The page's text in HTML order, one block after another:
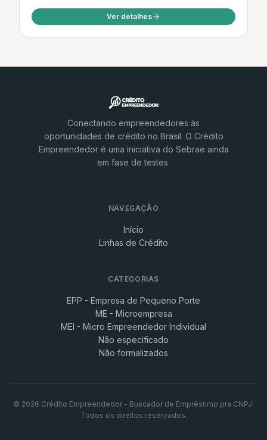
Ver detalhes
Conectando empreendedores às
oportunidades de crédito no Brasil. O Crédito
Empreendedor é uma iniciativa do Sebrae ainda
em fase de testes.
NAVEGAÇÃO
Início
Linhas de Crédito
CATEGORIAS
EPP - Empresa de Pequeno Porte
ME - Microempresa
MEI - Micro Empreendedor Individual
Não especificado
Não formalizados
© 2026 Crédito Empreendedor - Buscador de Empréstimo pra CNPJ.
Todos os direitos reservados.